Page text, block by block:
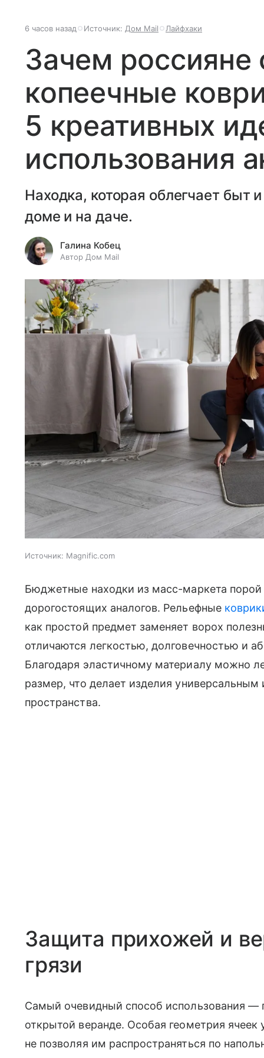
6 часов назад Источник: Дом Mail Лайфхаки
Зачем россияне
копеечные
5 креативных
использования
Находка, которая облегчает быт
доме и на даче.
Галина Кобец
Автор Дом Mail
Источник: Magnific.com
Бюджетные находки из масс-маркета порой
дорогостоящих аналогов. Рельефные
как простой предмет заменяет ворох
отличаются легкостью, долговечностью и
Благодаря эластичному материалу можно
размер, что делает изделия
пространства.
Защита прихожей и
грязи
Самый очевидный способ использования —
открытой веранде. Особая геометрия
не позволяя им распространяться по